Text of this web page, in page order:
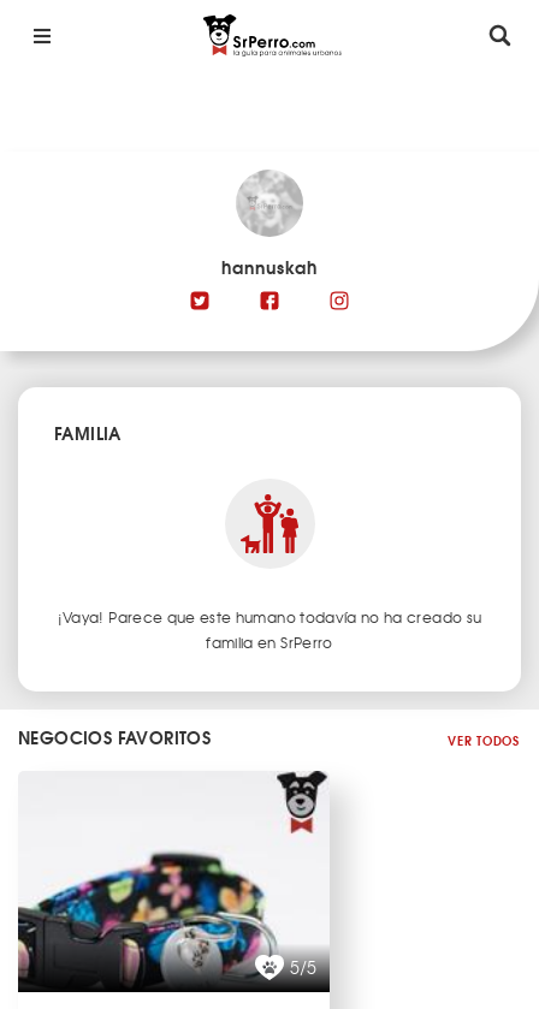
hannuskah
FAMILIA
¡Vaya! Parece que este humano todavía no ha creado su
familia en SrPerro
NEGOCIOS FAVORITOS VER TODOS
5/5